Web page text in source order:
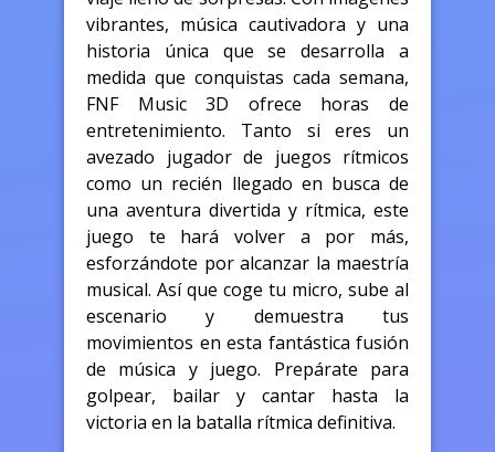
vibrantes, música cautivadora y una
historia única que se desarrolla a
medida que conquistas cada semana,
FNF Music 3D ofrece horas de
entretenimiento. Tanto si eres un
avezado jugador de juegos rítmicos
como un recién llegado en busca de
una aventura divertida y rítmica, este
juego te hará volver a por más,
esforzándote por alcanzar la maestría
musical. Así que coge tu micro, sube al
escenario y demuestra tus
movimientos en esta fantástica fusión
de música y juego. Prepárate para
golpear, bailar y cantar hasta la
victoria en la batalla rítmica definitiva.